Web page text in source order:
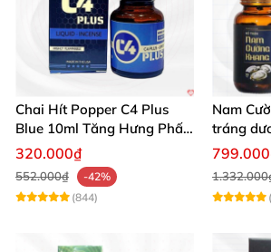
Chai Hít Popper C4 Plus
Blue 10ml Tăng Hưng Phấn
Mạnh Mẽ
320.000₫
552.000₫
-42%
(844)
Nam
tráng
sinh lực